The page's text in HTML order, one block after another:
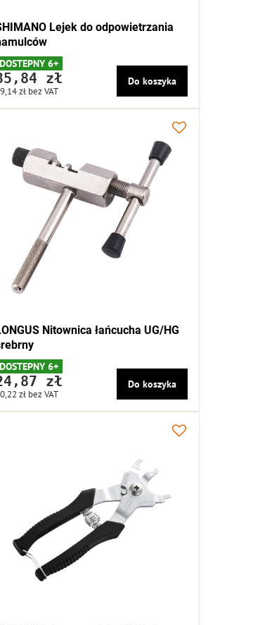
Lejek do odpowietrzania
DOSTEPNY 6+
zł
zł bez VAT
Do koszyka
Nitownica łańcucha UG/HG
DOSTEPNY 6+
zł
zł bez VAT
Do koszyka